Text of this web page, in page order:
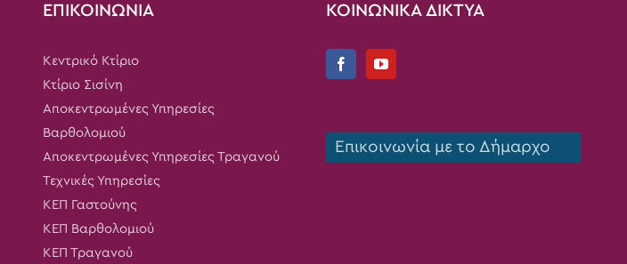
ΕΠΙΚΟΙΝΩΝΙΑ
Κεντρικό Κτίριο
Κτίριο Σισίνη
Αποκεντρωμένες Υπηρεσίες
Βαρθολομιού
Αποκεντρωμένες Υπηρεσίες Τραγανού
Τεχνικές Υπηρεσίες
ΚΕΠ Γαστούνης
ΚΕΠ Βαρθολομιού
ΚΕΠ Τραγανού
ΚΟΙΝΩΝΙΚΑ ΔΙΚΤΥΑ
Επικοινωνία με το Δήμαρχο